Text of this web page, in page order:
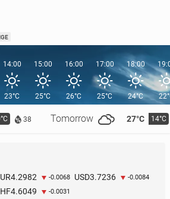
38 Tomorrow 27°C 14°C
14:00
23°C
15:00
25°C
16:00
26°C
17:00
25°C
18:00
24°C
4.2982 -0.0068 USD3.7236 -0.0084
4.6049 -0.0031